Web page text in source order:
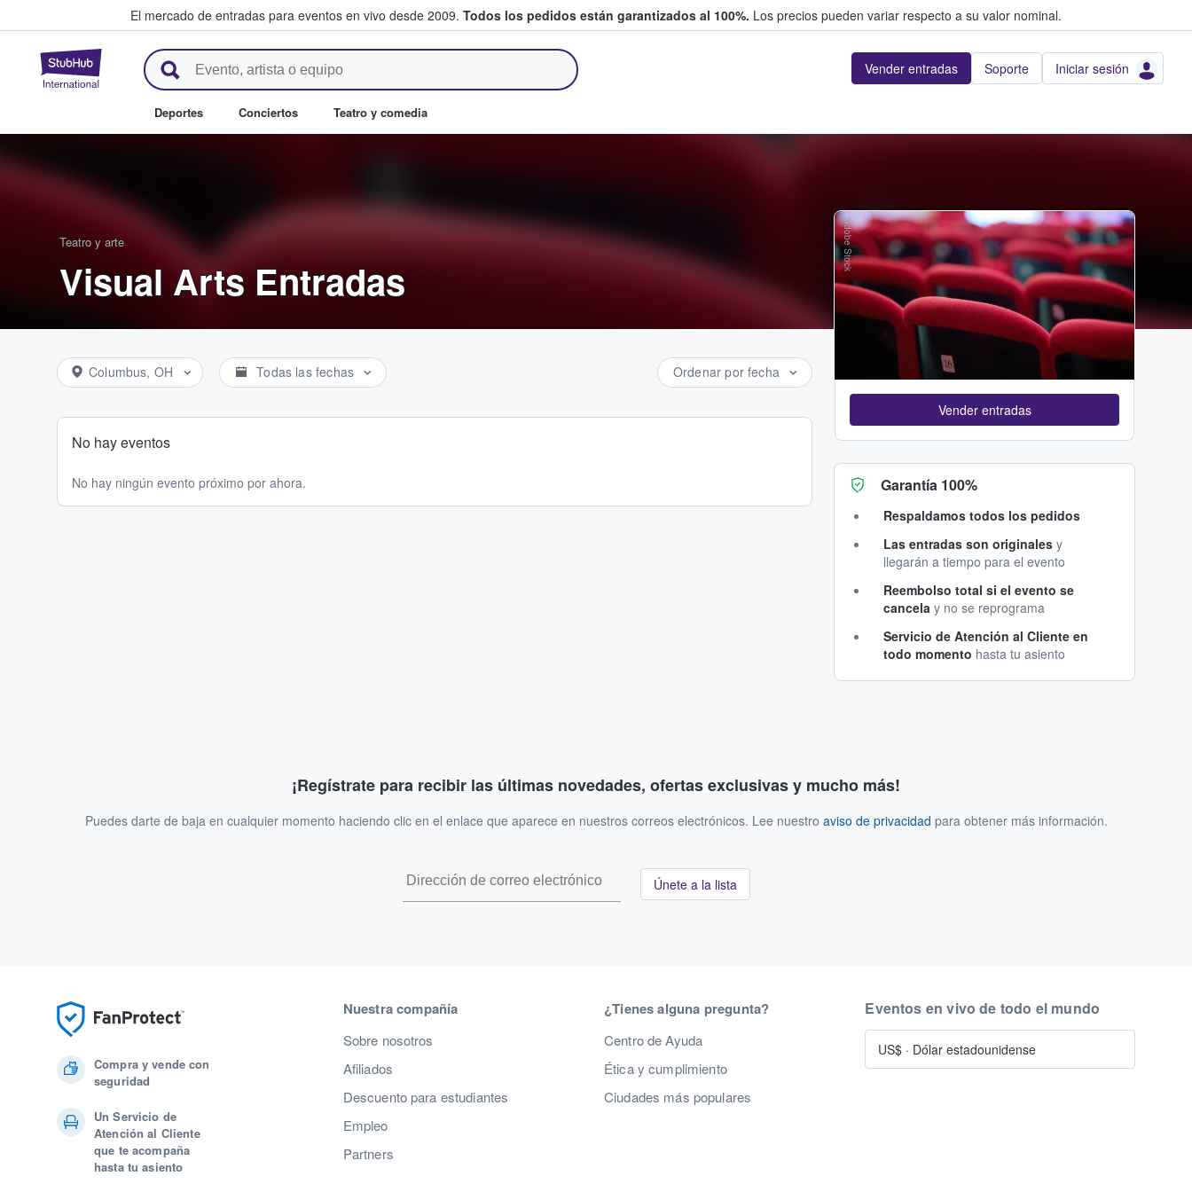
El mercado de entradas para eventos en vivo desde 2009. Todos los pedidos están garantizados al 100%. Los precios pueden variar respecto a su valor nominal.
StubHub: compra y venta de entradas entre fans Vender entradas Soporte Iniciar sesión
Deportes Conciertos Teatro y comedia
Teatro y arte
Visual Arts Entradas
Columbus, OH Todas las fechas Ordenar por fecha
No hay eventos
No hay ningún evento próximo por ahora.
Adobe Stock
Vender entradas
Garantía 100%
Respaldamos todos los pedidos
Las entradas son originales y
llegarán a tiempo para el evento
Reembolso total si el evento se
cancela y no se reprograma
Servicio de Atención al Cliente en
todo momento hasta tu asiento
¡Regístrate para recibir las últimas novedades, ofertas exclusivas y mucho más!
Puedes darte de baja en cualquier momento haciendo clic en el enlace que aparece en nuestros correos electrónicos. Lee nuestro aviso de privacidad para obtener más información.
Únete a la lista
Compra y vende con
seguridad
Un Servicio de
Atención al Cliente
que te acompaña
hasta tu asiento
Nuestra compañía
Sobre nosotros
Afiliados
Descuento para estudiantes
Empleo
Partners
¿Tienes alguna pregunta?
Centro de Ayuda
Ética y cumplimiento
Ciudades más populares
Eventos en vivo de todo el mundo
US$ · Dólar estadounidense